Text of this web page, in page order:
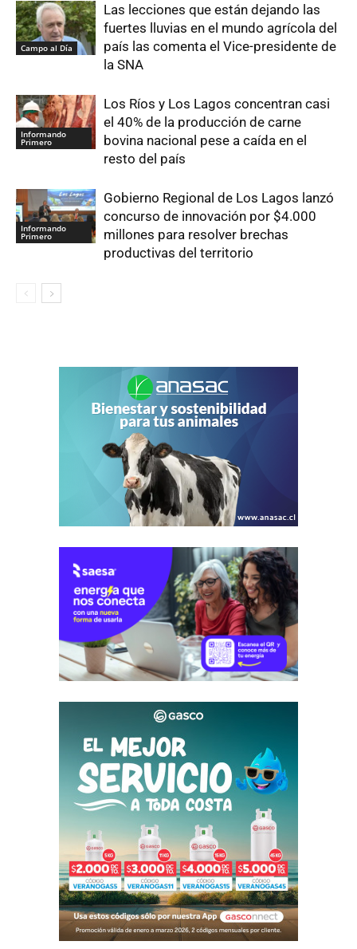
Campo al Día
Las lecciones que están dejando las
fuertes lluvias en el mundo agrícola del
país las comenta el Vice-presidente de
la SNA
Informando
Primero
Los Ríos y Los Lagos concentran casi
el 40% de la producción de carne
bovina nacional pese a caída en el
resto del país
Informando
Primero
Gobierno Regional de Los Lagos lanzó
concurso de innovación por $4.000
millones para resolver brechas
productivas del territorio